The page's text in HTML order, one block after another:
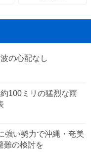
の心配なし
約100ミリの猛烈な雨
い勢力で沖縄・奄美
の検討を